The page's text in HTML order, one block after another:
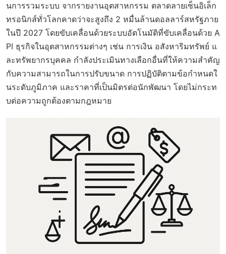
นการรวมระบบ จากรายงานอุตสาหกรรม ตลาดลายเซ็นอิเล็ก
ทรอนิกส์ทั่วโลกคาดว่าจะสูงถึง 2 หมื่นล้านดอลลาร์สหรัฐภาย
ในปี 2027 โดยขับเคลื่อนด้วยระบบอัตโนมัติที่ขับเคลื่อนด้วย A
PI ธุรกิจในอุตสาหกรรมต่างๆ เช่น การเงิน อสังหาริมทรัพย์ แ
ละทรัพยากรบุคคล กำลังประเมินทางเลือกอื่นที่ให้ความสำคัญ
กับความสามารถในการปรับขนาด การปฏิบัติตามข้อกำหนดใ
นระดับภูมิภาค และราคาที่เป็นมิตรต่อนักพัฒนา โดยไม่กระท
บต่อความถูกต้องตามกฎหมาย